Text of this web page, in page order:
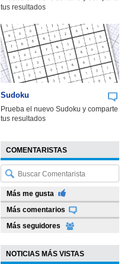
tus resultados
Sudoku
Prueba el nuevo Sudoku y comparte
tus resultados
COMENTARISTAS
Más me gusta
Más comentarios
Más seguidores
NOTICIAS MÁS VISTAS